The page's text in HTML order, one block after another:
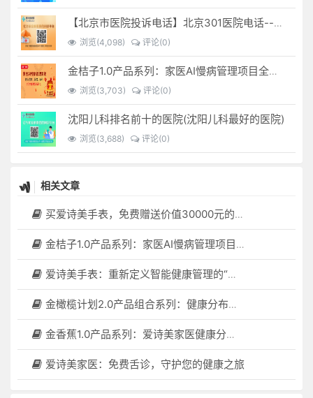
【北京市医院投诉电话】北京301医院电话--(北京301医院投诉电话多少)
浏览(4,098) 评论(0)
金桔子1.0产品系列：家医AI慢病管理项目全国招募区域合伙人，低投入，高回报，长收益
浏览(3,703) 评论(0)
沈阳儿科排名前十的医院(沈阳儿科最好的医院)
浏览(3,688) 评论(0)
相关文章
买爱诗美手表，免费赠送价值30000元的数智化门店系统一套（含硬件）
金桔子1.0产品系列：家医AI慢病管理项目全国招募区域合伙人，低投入，高回报，长收益
爱诗美手表：重新定义智能健康管理的“医疗级守护者”
金橄榄计划2.0产品组合系列：健康分布机（健康一体机）+慢病管理系统，可落地在健康小屋，社区服务中心等等
金香蕉1.0产品系列：爱诗美家医健康分布机，健康一体机，社区服务中心，药店，健康小屋都需要
爱诗美家医：免费舌诊，守护您的健康之旅